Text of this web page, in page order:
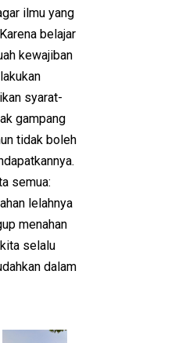
ilmu yang
belajar
kewajiban
syarat-
gampang
tidak boleh
semua:
lelahnya
menahan
selalu
dalam